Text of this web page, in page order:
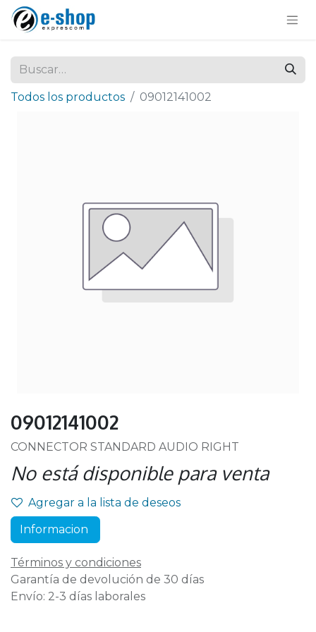
Todos los productos 09012141002
09012141002
CONNECTOR STANDARD AUDIO RIGHT
No está disponible para venta
Agregar a la lista de deseos
Informacion
Términos y condiciones
Garantía de devolución de 30 días
Envío: 2-3 días laborales